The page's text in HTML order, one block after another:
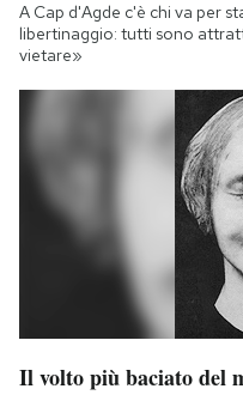
A Cap d'Agde c'è chi va per
libertinaggio: tutti sono
vietare»
Il volto più baciato del